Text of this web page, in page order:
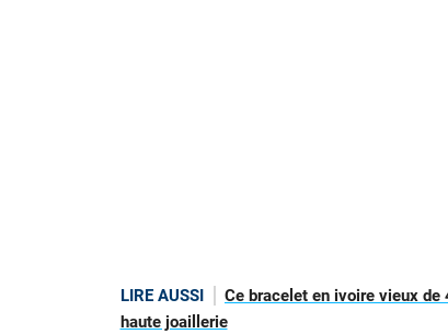
LIRE AUSSI
Ce bracelet en ivoire vieux
haute joaillerie